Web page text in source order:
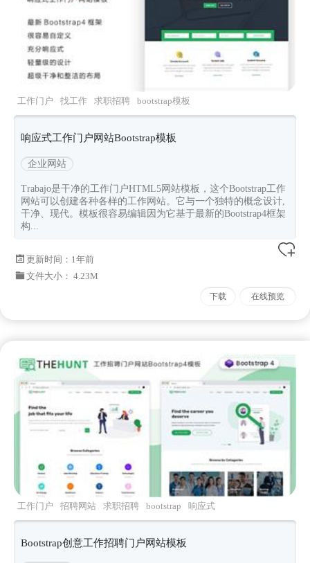
工作门户 找工作 求职招聘
bootstrap模板
响应式工作门户网站Bootstrap模板
企业网站
Trabajo是干净的工作门户HTML5网站模板，这个Bootstrap工作
网站可以创建各种各样的工作网站。它与一个独特的概念设计,
干净、现代。模板很容易编辑因为它基于最新的Bootstrap4框架
构...
更新时间： 1年前
文件大小： 4.23M
下载 在线预览
工作门户 招聘网站 求职招聘 bootstrap 响应式
Bootstrap创意工作招聘门户网站模板